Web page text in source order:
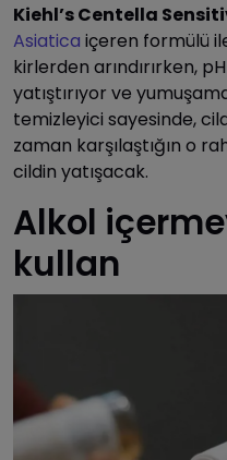
Kiehl’s Centella
Asiatica içeren formülü
kirlerden arındırırken,
yatıştırıyor ve
temizleyici sayesinde,
zaman karşılaştığın o
cildin yatışacak.
Alkol
kullan